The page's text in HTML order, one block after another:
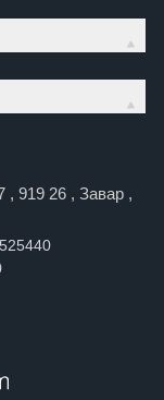
, 919 26 , Завар ,